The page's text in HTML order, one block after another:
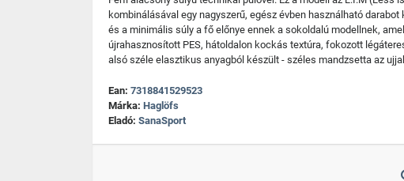
kombinálásával egy nagyszerű, egész évben használható
és a minimális súly a fő előnye ennek a sokoldalú modellnek,
újrahasznosított PES, hátoldalon kockás textúra, fokozott
alsó széle elasztikus anyagból készült - széles mandzsetta az
Ean: 7318841529523
Márka: Haglöfs
Eladó: SanaSport